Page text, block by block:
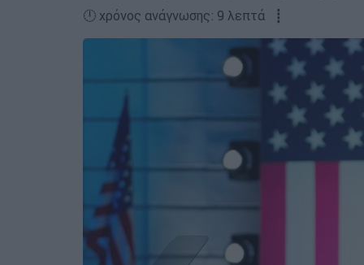
🕛 χρόνος ανάγνωσης: 9 λεπτά ┋